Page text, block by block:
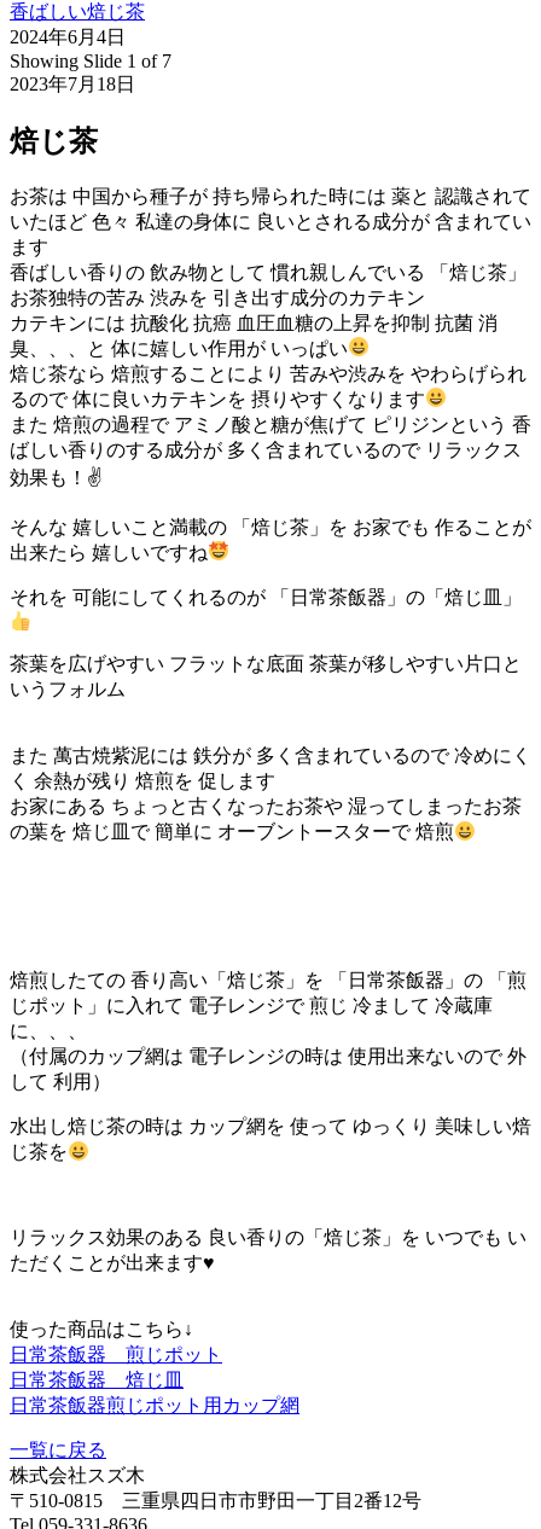
香ばしい焙じ茶
2024年6月4日
Showing Slide 1 of 7
2023年7月18日
焙じ茶
お茶は 中国から種子が 持ち帰られた時には 薬と 認識されて
いたほど 色々 私達の身体に 良いとされる成分が 含まれてい
ます
香ばしい香りの 飲み物として 慣れ親しんでいる 「焙じ茶」
お茶独特の苦み 渋みを 引き出す成分のカテキン
カテキンには 抗酸化 抗癌 血圧血糖の上昇を抑制 抗菌 消
臭、、、と 体に嬉しい作用が いっぱい
焙じ茶なら 焙煎することにより 苦みや渋みを やわらげられ
るので 体に良いカテキンを 摂りやすくなります
また 焙煎の過程で アミノ酸と糖が焦げて ピリジンという 香
ばしい香りのする成分が 多く含まれているので リラックス
効果も！✌️
そんな 嬉しいこと満載の 「焙じ茶」を お家でも 作ることが
出来たら 嬉しいですね
それを 可能にしてくれるのが 「日常茶飯器」の「焙じ皿」
茶葉を広げやすい フラットな底面 茶葉が移しやすい片口と
いうフォルム
また 萬古焼紫泥には 鉄分が 多く含まれているので 冷めにく
く 余熱が残り 焙煎を 促します
お家にある ちょっと古くなったお茶や 湿ってしまったお茶
の葉を 焙じ皿で 簡単に オーブントースターで 焙煎
焙煎したての 香り高い「焙じ茶」を 「日常茶飯器」の 「煎
じポット」に入れて 電子レンジで 煎じ 冷まして 冷蔵庫
に、、、
（付属のカップ網は 電子レンジの時は 使用出来ないので 外
して 利用）
水出し焙じ茶の時は カップ網を 使って ゆっくり 美味しい焙
じ茶を
リラックス効果のある 良い香りの「焙じ茶」を いつでも い
ただくことが出来ます♥️
使った商品はこちら↓
日常茶飯器 煎じポット
日常茶飯器 焙じ皿
日常茶飯器煎じポット用カップ網
一覧に戻る
株式会社スズ木
〒510-0815 三重県四日市市野田一丁目2番12号